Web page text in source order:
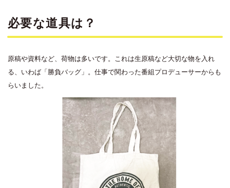
必要な道具は？
原稿や資料など、荷物は多いです。これは生原稿など大切な物を入れ
る、いわば「勝負バッグ」。仕事で関わった番組プロデューサーからも
らいました。